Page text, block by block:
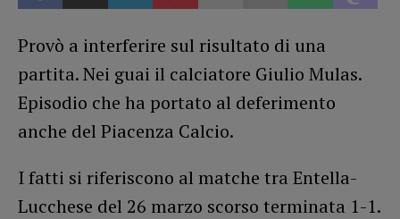
Provò a interferire sul risultato di una
partita. Nei guai il calciatore Giulio Mulas.
Episodio che ha portato al deferimento
anche del Piacenza Calcio.
I fatti si riferiscono al matche tra Entella-
Lucchese del 26 marzo scorso terminata 1-1.